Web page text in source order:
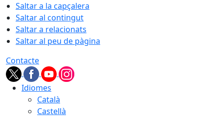
Saltar a la capçalera
Saltar al contingut
Saltar a relacionats
Saltar al peu de pàgina
Contacte
Idiomes
Català
Castellà